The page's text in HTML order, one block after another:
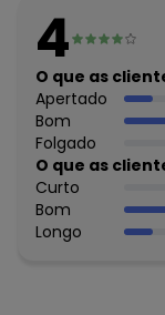
Fornecedor: KYLY
78.855.830/0001-98
Feito: Brasil
Cuidados para
conservação do
Evite deixar as
nem manchá-las.
Tecido: Malha
Composição:
Histórico de
4
O que as
Apertado
Bom
Folgado
O que as
Curto
Bom
Longo